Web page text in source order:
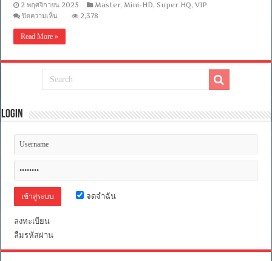
2 พฤศจิกายน 2025 Master,Mini-HD,Super HQ,VIP
ปิดความเห็นบน
of
(2025)
DDP
DDP
WEB-
(web-
[พากย์
2,378
Read More »
Login
จดจำฉัน
ลงทะเบียน
ลืมรหัสผ่าน